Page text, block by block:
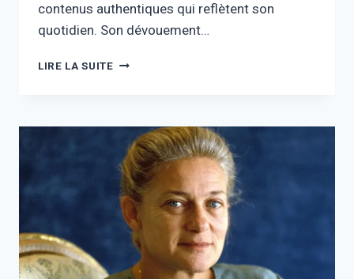
contenus authentiques qui reflètent son
quotidien. Son dévouement…
LIRE LA SUITENASDAS
CARRIÈRE
NET
WORTH